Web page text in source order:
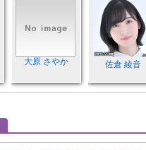
大原 さやか 佐倉 綾音